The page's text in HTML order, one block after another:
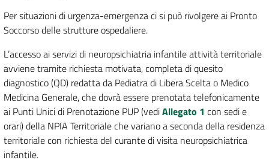
Per situazioni di urgenza-emergenza ci si può rivolgere ai Pronto
Soccorso delle strutture ospedaliere.
L’accesso ai servizi di neuropsichiatria infantile attività territoriale
avviene tramite richiesta motivata, completa di quesito
diagnostico (QD) redatta da Pediatra di Libera Scelta o Medico
Medicina Generale, che dovrà essere prenotata telefonicamente
ai Punti Unici di Prenotazione PUP (vediAllegato 1 con sedi e
orari) della NPIA Territoriale che variano a seconda della residenza
territoriale con richiesta del curante di visita neuropsichiatrica
infantile.